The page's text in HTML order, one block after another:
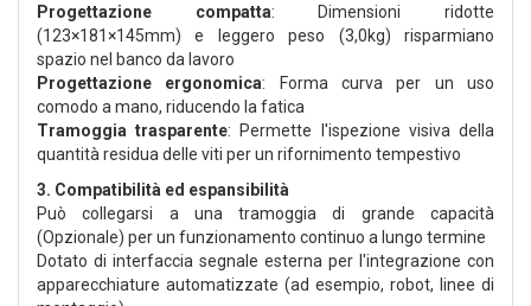
Progettazione compatta: Dimensioni ridotte
(123×181×145mm) e leggero peso (3,0kg) risparmiano
spazio nel banco da lavoro
Progettazione ergonomica: Forma curva per un uso
comodo a mano, riducendo la fatica
Tramoggia trasparente: Permette l'ispezione visiva della
quantità residua delle viti per un rifornimento tempestivo
3. Compatibilità ed espansibilità
Può collegarsi a una tramoggia di grande capacità
(Opzionale) per un funzionamento continuo a lungo termine
Dotato di interfaccia segnale esterna per l'integrazione con
apparecchiature automatizzate (ad esempio, robot, linee di